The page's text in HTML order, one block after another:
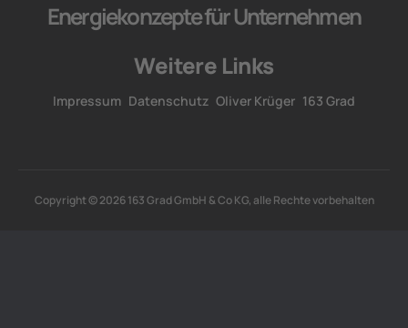
Energiekonzepte für Unternehmen
Weitere Links
Impressum Datenschutz Oliver Krüger 163 Grad
Copyright © 2026 163 Grad GmbH & Co KG, alle Rechte vorbehalten